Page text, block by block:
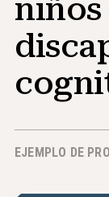
Acerca
EJEMPLO DE